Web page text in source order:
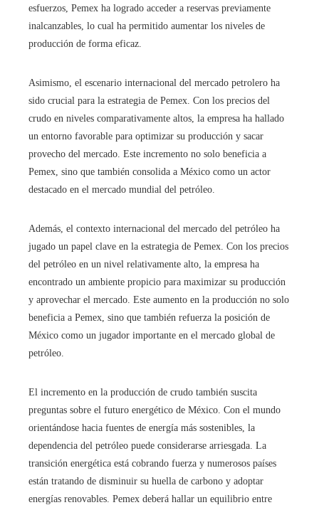
esfuerzos, Pemex ha logrado acceder a reservas previamente
inalcanzables, lo cual ha permitido aumentar los niveles de
producción de forma eficaz.
Asimismo, el escenario internacional del mercado petrolero ha
sido crucial para la estrategia de Pemex. Con los precios del
crudo en niveles comparativamente altos, la empresa ha hallado
un entorno favorable para optimizar su producción y sacar
provecho del mercado. Este incremento no solo beneficia a
Pemex, sino que también consolida a México como un actor
destacado en el mercado mundial del petróleo.
Además, el contexto internacional del mercado del petróleo ha
jugado un papel clave en la estrategia de Pemex. Con los precios
del petróleo en un nivel relativamente alto, la empresa ha
encontrado un ambiente propicio para maximizar su producción
y aprovechar el mercado. Este aumento en la producción no solo
beneficia a Pemex, sino que también refuerza la posición de
México como un jugador importante en el mercado global de
petróleo.
El incremento en la producción de crudo también suscita
preguntas sobre el futuro energético de México. Con el mundo
orientándose hacia fuentes de energía más sostenibles, la
dependencia del petróleo puede considerarse arriesgada. La
transición energética está cobrando fuerza y numerosos países
están tratando de disminuir su huella de carbono y adoptar
energías renovables. Pemex deberá hallar un equilibrio entre